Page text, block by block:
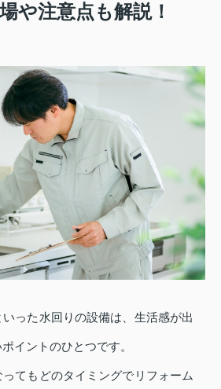
や注意点も解説！
った水回りの設備は、生活感が出
イントのひとつです。
てもどのタイミングでリフォーム